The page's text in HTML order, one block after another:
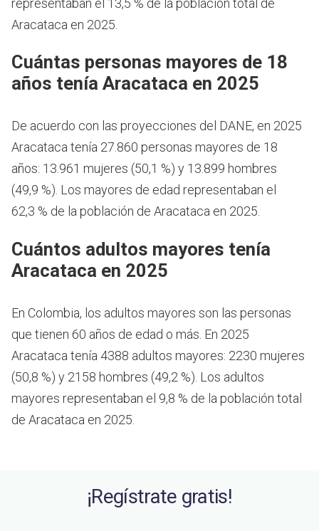
representaban el 13,5 % de la población total de
Aracataca en 2025.
Cuántas personas mayores de 18
años tenía Aracataca en 2025
De acuerdo con las proyecciones del DANE, en 2025
Aracataca tenía 27.860 personas mayores de 18
años: 13.961 mujeres (50,1 %) y 13.899 hombres
(49,9 %). Los mayores de edad representaban el
62,3 % de la población de Aracataca en 2025.
Cuántos adultos mayores tenía
Aracataca en 2025
En Colombia, los adultos mayores son las personas
que tienen 60 años de edad o más. En 2025
Aracataca tenía 4388 adultos mayores: 2230 mujeres
(50,8 %) y 2158 hombres (49,2 %). Los adultos
mayores representaban el 9,8 % de la población total
de Aracataca en 2025.
¡Regístrate gratis!